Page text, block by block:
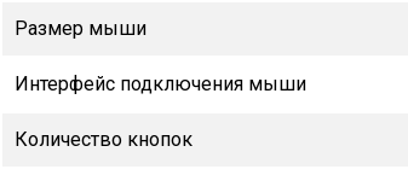
Размер мыши
Интерфейс подключения мыши
Количество кнопок